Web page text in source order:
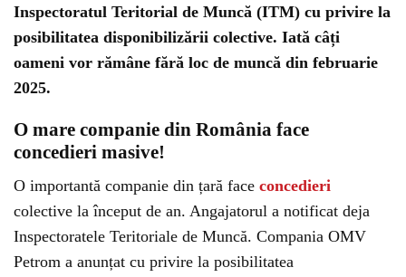
Inspectoratul Teritorial de Muncă (ITM) cu privire la
posibilitatea disponibilizării colective. Iată câți
oameni vor rămâne fără loc de muncă din februarie
2025.
O mare companie din România face
concedieri masive!
O importantă companie din țară face concedieri
colective la început de an. Angajatorul a notificat deja
Inspectoratele Teritoriale de Muncă. Compania OMV
Petrom a anunțat cu privire la posibilitatea